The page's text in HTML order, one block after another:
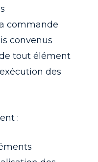
commande
convenus
tout élément
des
: